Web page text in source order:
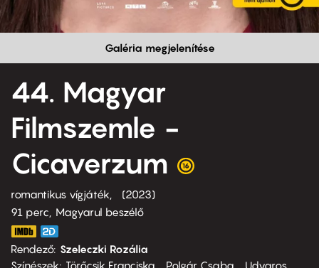
Galéria megjelenítése
44. Magyar
Filmszemle -
Cicaverzum
romantikus vígjáték
2023
91 perc,
Magyarul beszélő
Rendező Szeleczki Rozália
Színészek
Törőcsik Franciska Polgár Csaba
Udvaros